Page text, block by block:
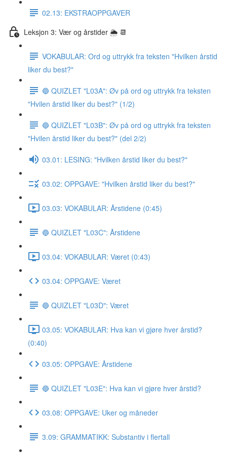
02.13: EKSTRAOPPGAVER
Leksjon 3: Vær og årstider 🌦 📆
VOKABULAR: Ord og uttrykk fra teksten "Hvilken årstid
liker du best?"
🔵 QUIZLET "L03A": Øv på ord og uttrykk fra teksten
"Hvilen årstid liker du best?" (1/2)
🔵 QUIZLET "L03B": Øv på ord og uttrykk fra teksten
"Hvilen årstid liker du best?" (del 2/2)
03.01: LESING: "Hvilken årstid liker du best?"
03.02: OPPGAVE: "Hvilken årstid liker du best?"
03.03: VOKABULAR: Årstidene (0:45)
🔵 QUIZLET "L03C": Årstidene
03.04: VOKABULAR: Været (0:43)
03.04: OPPGAVE: Været
🔵 QUIZLET "L03D": Været
03.05: VOKABULAR: Hva kan vi gjøre hver årstid?
(0:40)
03.05: OPPGAVE: Årstidene
🔵 QUIZLET "L03E": Hva kan vi gjøre hver årstid?
03.08: OPPGAVE: Uker og måneder
3.09: GRAMMATIKK: Substantiv i flertall